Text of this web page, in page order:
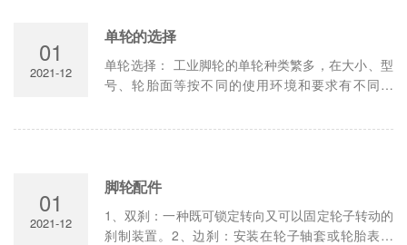
01
2021-12
单轮的选择
单轮选择： 工业脚轮的单轮种类繁多，在大小、型
号、轮胎面等按不同的使用环境和要求有不同选
01
2021-12
脚轮配件
1、双刹：一种既可锁定转向又可以固定轮子转动的
刹制装置。2、边刹：安装在轮子轴套或轮胎表面